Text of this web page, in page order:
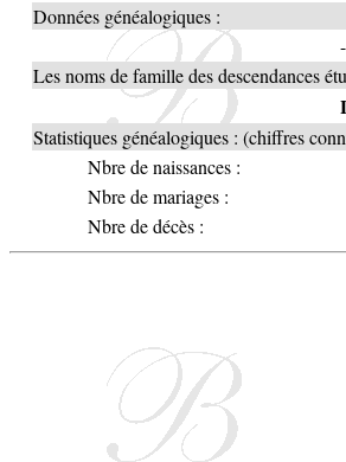
Données généalogiques :
-
Les noms de famille des descendances
Statistiques généalogiques : (chiffres
Nbre de naissances :
Nbre de mariages :
Nbre de décès :